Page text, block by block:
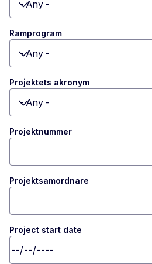
Toggle dropdown
Ramprogram
Toggle dropdown
Projektets akronym
Toggle dropdown
Projektnummer
Projektsamordnare
Project start date